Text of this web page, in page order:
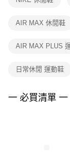
１．透過由恩沛科
權轉讓予恩沛科技股
３．未成年的使用
４．使用「AFTEE先
AIR MAX 休閒鞋
AIR MAX PLUS
日常休閒 運動鞋
一 必買清單 一